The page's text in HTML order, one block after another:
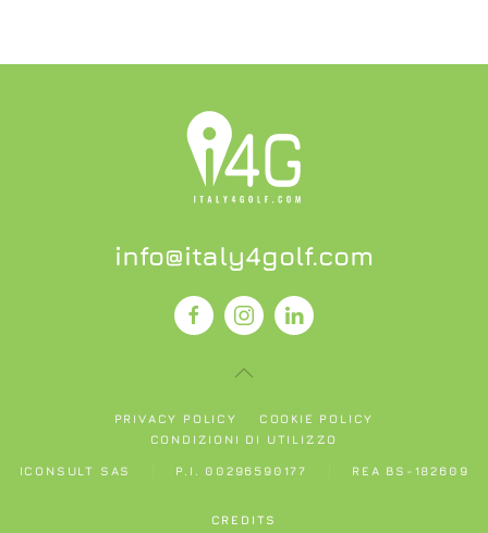
info@italy4golf.com
PRIVACY POLICY
COOKIE POLICY
CONDIZIONI DI UTILIZZO
ICONSULT SAS P.I. 00296590177 REA BS-182609
CREDITS